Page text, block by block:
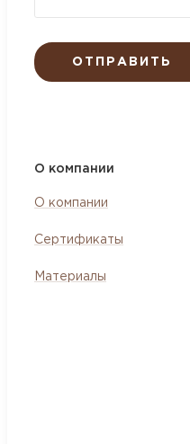
ОТПРАВИТЬ
О компании
О компании
Сертификаты
Материалы